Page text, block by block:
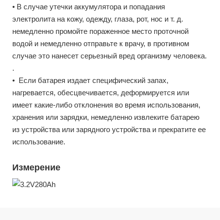
• В случае утечки аккумулятора и попадания
электролита на кожу, одежду, глаза, рот, нос и т. д.
немедленно промойте пораженное место проточной
водой и немедленно отправьте к врачу, в противном
случае это нанесет серьезный вред организму человека.
.
• Если батарея издает специфический запах,
нагревается, обесцвечивается, деформируется или
имеет какие-либо отклонения во время использования,
хранения или зарядки, немедленно извлеките батарею
из устройства или зарядного устройства и прекратите ее
использование.
Измерение